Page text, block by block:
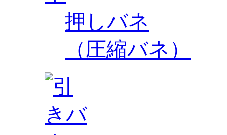
押しバネ
（圧縮バネ）